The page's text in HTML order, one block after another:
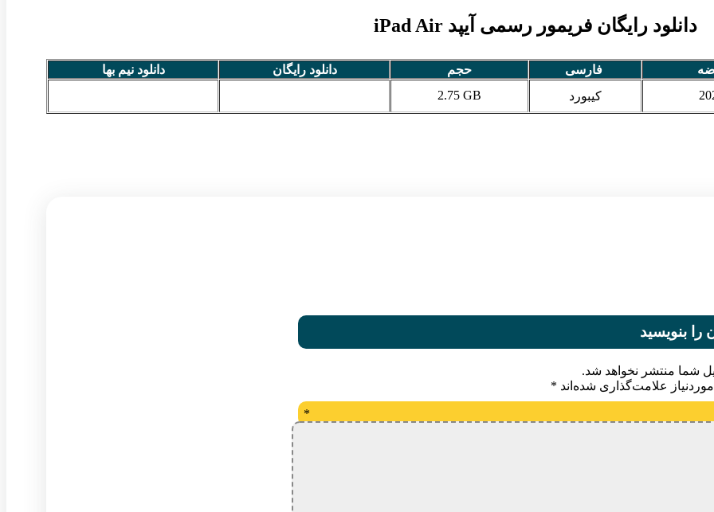
دانلود رایگان فریمور رسمی آیپد iPad Air
فارسی حجم دانلود رایگان
دانلود نیم بها
کیبورد 2.75 GB
را بنویسید
شما منتشر نخواهد شد.
علامت‌گذاری شده‌اند *
*